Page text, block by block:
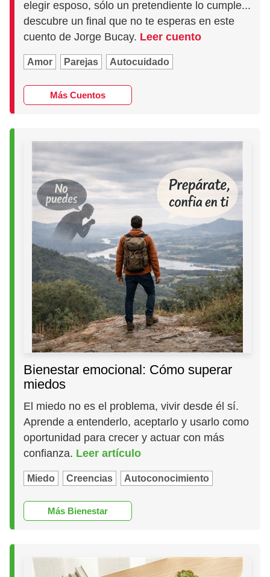
elegir esposo, sólo un pretendiente lo cumple...
descubre un final que no te esperas en este
cuento de Jorge Bucay. Leer cuento
Amor Parejas Autocuidado
Más Cuentos
Bienestar emocional: Cómo superar
miedos
El miedo no es el problema, vivir desde él sí.
Aprende a entenderlo, aceptarlo y usarlo como
oportunidad para crecer y actuar con más
confianza. Leer artículo
Miedo Creencias Autoconocimiento
Más Bienestar